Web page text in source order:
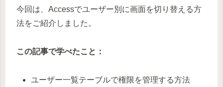
今回は、Accessでユーザー別に画面を切り替える方
法をご紹介しました。
この記事で学べたこと：
ユーザー一覧テーブルで権限を管理する方法